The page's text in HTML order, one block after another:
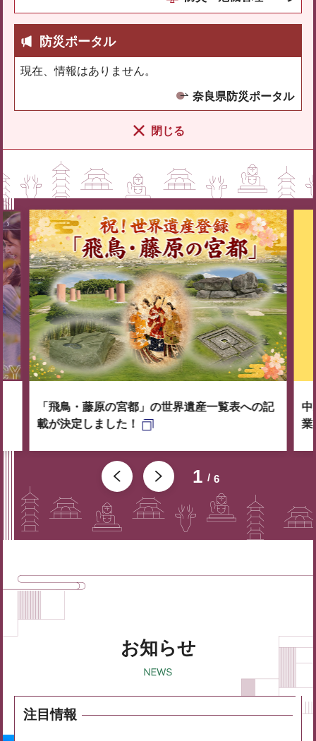
防災ポータル
現在、情報はありません。
奈良県防災ポータル
閉じる
1 6
「飛鳥・藤原の宮都」の世界遺産一覧表への記
載が決定しました！
中
業
お知らせ
注目情報